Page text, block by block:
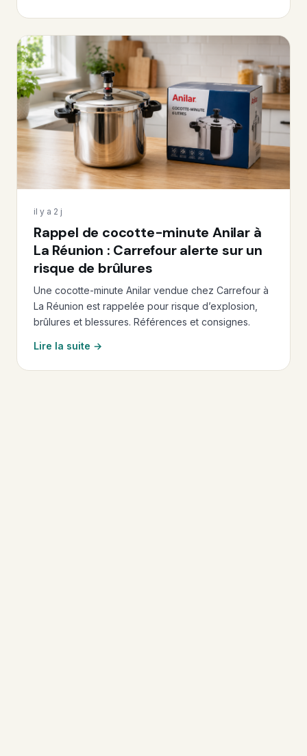
il y a 2 j
Rappel de cocotte-minute Anilar à
La Réunion : Carrefour alerte sur un
risque de brûlures
Une cocotte-minute Anilar vendue chez Carrefour à
La Réunion est rappelée pour risque d’explosion,
brûlures et blessures. Références et consignes.
Lire la suite →